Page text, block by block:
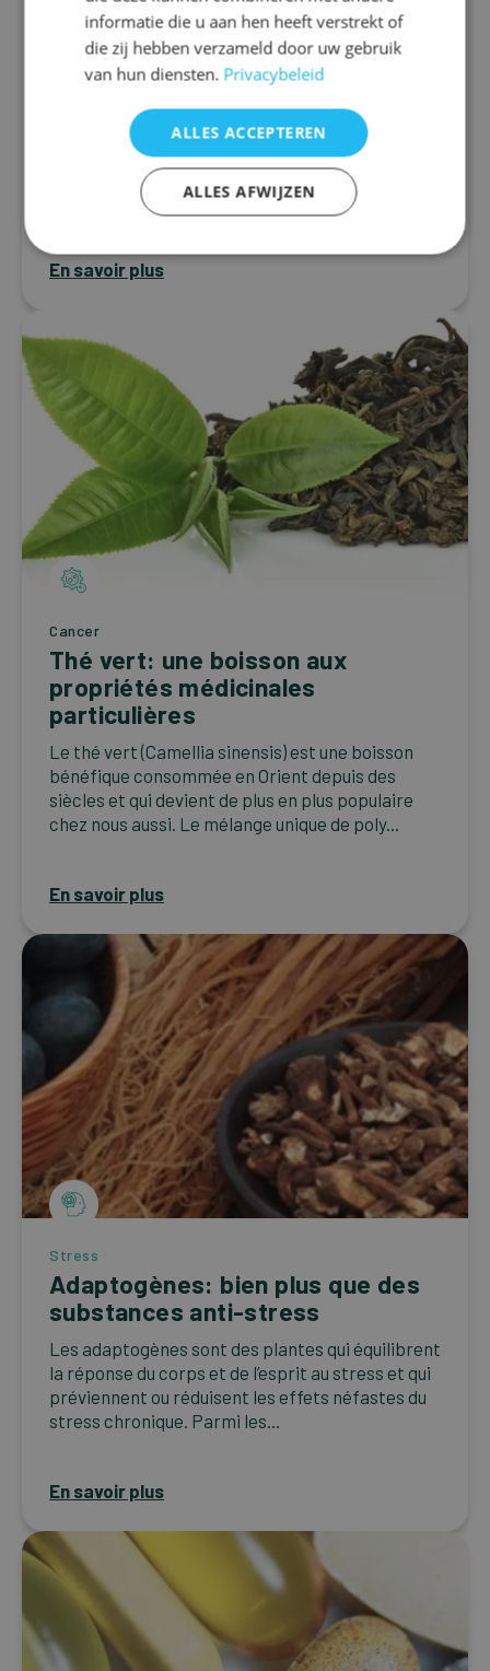
Thérapie nutritionnelle pour la
migraine: Comment les
compléments alimentaires
peuvent faire la différence
La migraine est un trouble neurologique
caractérisé par des crises récurrentes de maux
de tête sévères qui peuvent s’accompagner de
nausées, d’une nuque douloureuse ou raide, d’une...
En savoir plus
Cancer
Thé vert: une boisson aux
propriétés médicinales
particulières
Le thé vert (Camellia sinensis) est une boisson
bénéfique consommée en Orient depuis des
siècles et qui devient de plus en plus populaire
chez nous aussi. Le mélange unique de poly...
En savoir plus
Stress
Adaptogènes: bien plus que des
substances anti-stress
Les adaptogènes sont des plantes qui équilibrent
la réponse du corps et de l’esprit au stress et qui
préviennent ou réduisent les effets néfastes du
stress chronique. Parmi les...
En savoir plus
informatie die u aan hen heeft verstrekt of
die zij hebben verzameld door uw gebruik
van hun diensten. Privacybeleid
ALLES ACCEPTEREN
ALLES AFWIJZEN